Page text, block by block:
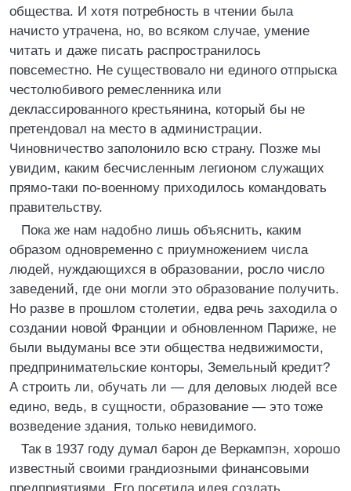
общества. И хотя потребность в чтении была
начисто утрачена, но, во всяком случае, умение
читать и даже писать распространилось
повсеместно. Не существовало ни единого отпрыска
честолюбивого ремесленника или
деклассированного крестьянина, который бы не
претендовал на место в администрации.
Чиновничество заполонило всю страну. Позже мы
увидим, каким бесчисленным легионом служащих
прямо-таки по-военному приходилось командовать
правительству.
Пока же нам надобно лишь объяснить, каким
образом одновременно с приумножением числа
людей, нуждающихся в образовании, росло число
заведений, где они могли это образование получить.
Но разве в прошлом столетии, едва речь заходила о
создании новой Франции и обновленном Париже, не
были выдуманы все эти общества недвижимости,
предпринимательские конторы, Земельный кредит?
А строить ли, обучать ли — для деловых людей все
едино, ведь, в сущности, образование — это тоже
возведение здания, только невидимого.
Так в 1937 году думал барон де Веркампэн, хорошо
известный своими грандиозными финансовыми